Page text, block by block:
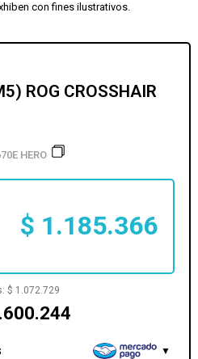
con fines ilustrativos.
ROG CROSSHAIR
HERO
$ 1.185.366
$ 1.072.729